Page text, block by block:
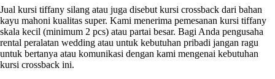
Jual kursi tiffany silang atau juga disebut kursi crossback dari bahan
kayu mahoni kualitas super. Kami menerima pemesanan kursi tiffany
skala kecil (minimum 2 pcs) atau partai besar. Bagi Anda pengusaha
rental peralatan wedding atau untuk kebutuhan pribadi jangan ragu
untuk bertanya atau komunikasi dengan kami mengenai kebutuhan
kursi crossback ini.